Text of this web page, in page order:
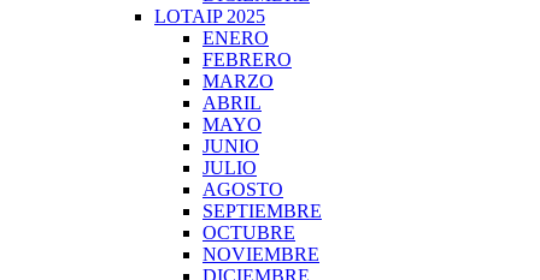
LOTAIP 2025
ENERO
FEBRERO
MARZO
ABRIL
MAYO
JUNIO
JULIO
AGOSTO
SEPTIEMBRE
OCTUBRE
NOVIEMBRE
DICIEMBRE